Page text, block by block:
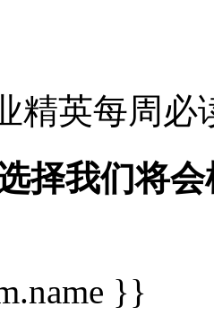
精英每周
择我们将
}}